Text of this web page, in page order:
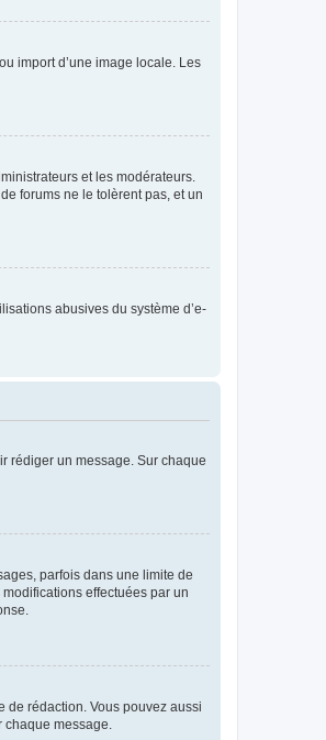
import d’une image locale. Les
et les modérateurs.
forums ne le tolèrent pas, et un
abusives du système d’e-
rédiger un message. Sur chaque
parfois dans une limite de
effectuées par un
de rédaction. Vous pouvez aussi
chaque message.